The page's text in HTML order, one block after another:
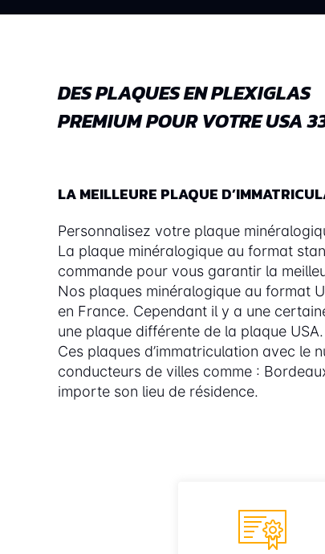
DES PLAQUES EN PLEXIGLAS
PREMIUM POUR VOTRE USA
LA MEILLEURE PLAQUE
Personnalisez votre plaque
La plaque minéralogique au format
commande pour vous garantir la
Nos plaques minéralogique au format
en France. Cependant il y a une
une plaque différente de la plaque USA.
Ces plaques d’immatriculation avec le
conducteurs de villes comme :
importe son lieu de résidence.